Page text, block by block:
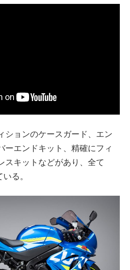
ションのケースガード、エン
ーエンドキット、精確にフィ
スキットなどがあり、全て
る。